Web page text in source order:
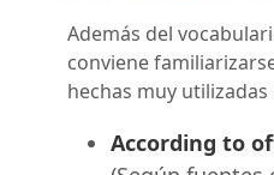
Además del
conviene
hechas muy
According to